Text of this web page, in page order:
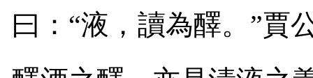
曰：“液，讀為醳。”賈